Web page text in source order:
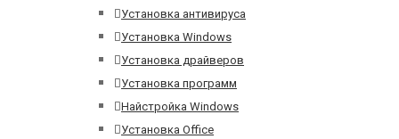
Установка антивируса
Установка Windows
Установка драйверов
Установка программ
Найстройка Windows
Установка Office